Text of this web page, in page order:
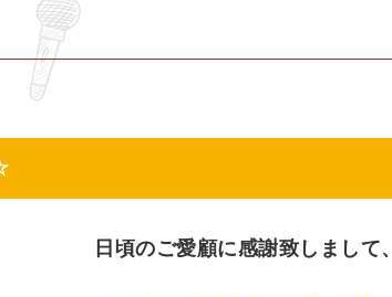
日頃のご愛顧に感謝致しまして、